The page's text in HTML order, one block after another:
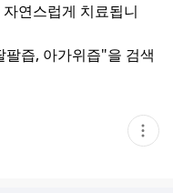
연스럽게 치료됩니
즙, 아가위즙"을 검색
현
재